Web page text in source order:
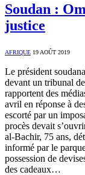
Soudan :
justice
AFRIQUE 19 AOÛT 2019
Le président
devant un tribunal
rapportent des
avril en réponse à
escorté par un
procès devait
al-Bachir, 75 ans,
informé par le
possession de
des cadeaux…